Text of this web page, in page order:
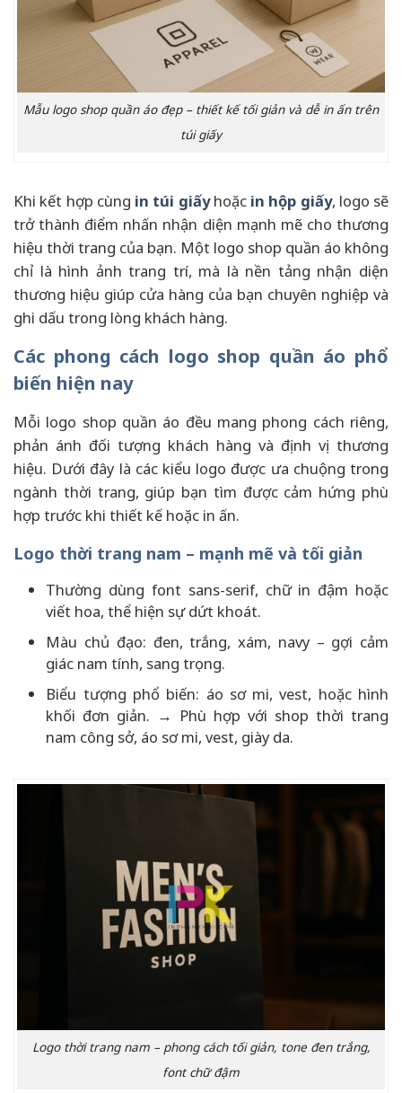
Mẫu logo shop quần áo đẹp – thiết kế tối giản và dễ in ấn trên
túi giấy
Khi kết hợp cùng in túi giấyhoặc in hộp giấy, logo sẽ
trở thành điểm nhấn nhận diện mạnh mẽ cho thương
hiệu thời trang của bạn. Một logo shop quần áo không
chỉ là hình ảnh trang trí, mà là nền tảng nhận diện
thương hiệu giúp cửa hàng của bạn chuyên nghiệp và
ghi dấu trong lòng khách hàng.
Các phong cách logo shop quần áo phổ
biến hiện nay
Mỗi logo shop quần áo đều mang phong cách riêng,
phản ánh đối tượng khách hàng và định vị thương
hiệu. Dưới đây là các kiểu logo được ưa chuộng trong
ngành thời trang, giúp bạn tìm được cảm hứng phù
hợp trước khi thiết kế hoặc in ấn.
Logo thời trang nam – mạnh mẽ và tối giản
Thường dùng font sans-serif, chữ in đậm hoặc
viết hoa, thể hiện sự dứt khoát.
Màu chủ đạo: đen, trắng, xám, navy – gợi cảm
giác nam tính, sang trọng.
Biểu tượng phổ biến: áo sơ mi, vest, hoặc hình
khối đơn giản. → Phù hợp với shop thời trang
nam công sở, áo sơ mi, vest, giày da.
Logo thời trang nam – phong cách tối giản, tone đen trắng,
font chữ đậm